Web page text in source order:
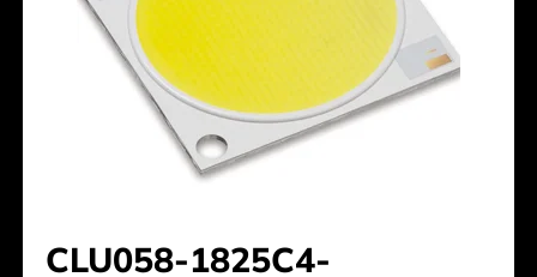
CLU058-1825C4-